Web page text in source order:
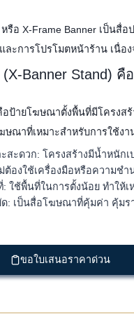
หรือ X-Frame Banner เป็น
ะการโปรโมตหน้าร้าน เนื่อ
Banner Stand) คื
อป้ายโฆษณาตั้งพื้นที่มีโครงสร้
ษณาที่เหมาะสำหรับการใช้
สะดวก: โครงสร้างมีน้ำหนัก
ต้องใช้เครื่องมือหรือความช
ใช้พื้นที่ในการตั้งน้อย ทำให้
ด: เป็นสื่อโฆษณาที่คุ้มค่า คุ้มร
ขอใบเสนอราคาด่วน